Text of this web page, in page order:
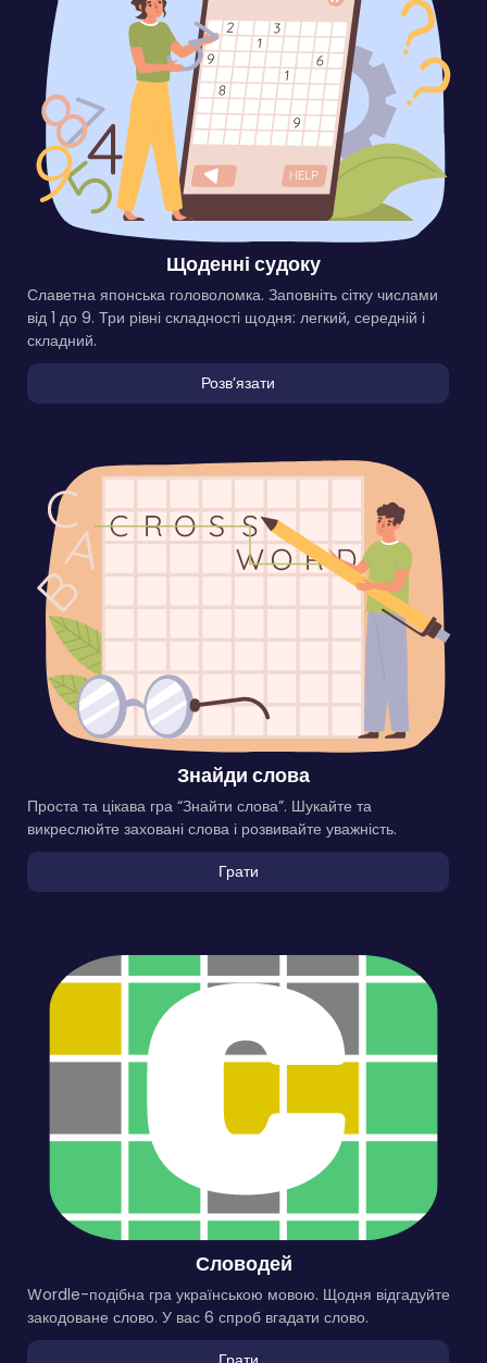
Щоденні судоку
Славетна японська головоломка. Заповніть сітку числами
від 1 до 9. Три рівні складності щодня: легкий, середній і
складний.
Розвʼязати
Знайди слова
Проста та цікава гра “Знайти слова”. Шукайте та
викреслюйте заховані слова і розвивайте уважність.
Грати
Словодей
Wordle-подібна гра українською мовою. Щодня відгадуйте
закодоване слово. У вас 6 спроб вгадати слово.